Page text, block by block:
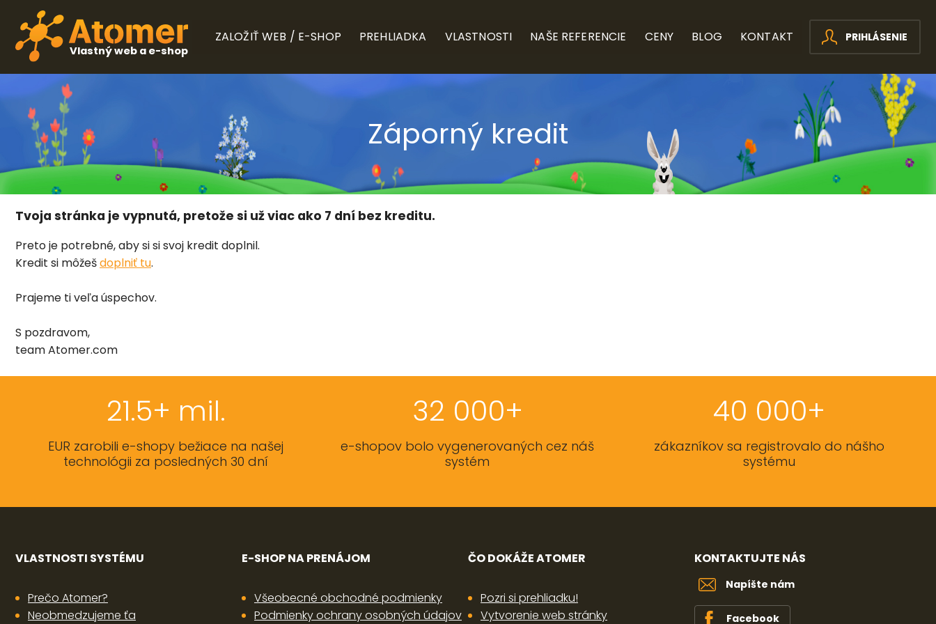
Vlastný web a e-shop
PRIHLÁSENIE
ZALOŽIŤ WEB / E-SHOP PREHLIADKA VLASTNOSTI NAŠE REFERENCIE CENY BLOG KONTAKT
Záporný kredit
Tvoja stránka je vypnutá, pretože si už viac ako 7 dní bez kreditu.
Preto je potrebné, aby si si svoj kredit doplnil.
Kredit si môžešdoplniť tu.
Prajeme ti veľa úspechov.
S pozdravom,
team Atomer.com
21.5+ mil.
EUR zarobili e-shopy bežiace na našej
technológii za posledných 30 dní
32 000+
e-shopov bolo vygenerovaných cez náš
systém
40 000+
zákazníkov sa registrovalo do nášho
systému
VLASTNOSTI SYSTÉMU
Prečo Atomer?
Neobmedzujeme ťa
E-SHOP NA PRENÁJOM
Všeobecné obchodné podmienky
Podmienky ochrany osobných údajov
ČO DOKÁŽE ATOMER
Pozri si prehliadku!
Vytvorenie web stránky
KONTAKTUJTE NÁS
Napíšte nám
Facebook